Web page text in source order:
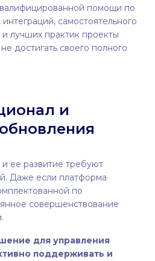
помощи по
самостоятельного
лучших практик проекты
достигать своего полного
и
ее развитие требуют
Даже если платформа
по
совершенствование
для управления
поддерживать и